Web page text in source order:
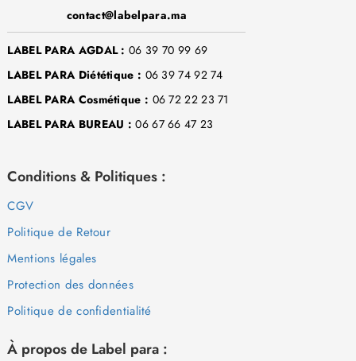
contact@labelpara.ma
LABEL PARA AGDAL : 06 39 70 99 69
LABEL PARA Diététique : 06 39 74 92 74
LABEL PARA Cosmétique : 06 72 22 23 71
LABEL PARA BUREAU : 06 67 66 47 23
Conditions & Politiques :
CGV
Politique de Retour
Mentions légales
Protection des données
Politique de confidentialité
À propos de Label para :